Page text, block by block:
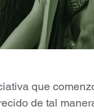
que
de tal